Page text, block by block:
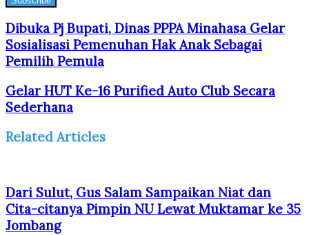
Dibuka Pj Bupati, Dinas PPPA Minahasa Gelar
Sosialisasi Pemenuhan Hak Anak Sebagai
Pemilih Pemula
Gelar HUT Ke-16 Purified Auto Club Secara
Sederhana
Related Articles
Dari Sulut, Gus Salam Sampaikan Niat dan
Cita-citanya Pimpin NU Lewat Muktamar ke 35
Jombang